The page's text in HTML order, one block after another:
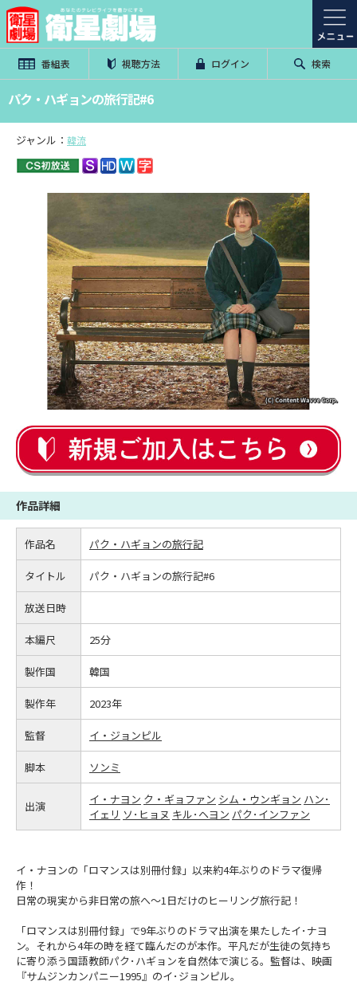
番組表 視聴方法 ログイン 検索
パク・ハギョンの旅行記#6
ジャンル： 韓流
作品詳細
作品名 パク・ハギョンの旅行記
タイトル パク・ハギョンの旅行記#6
放送日時
本編尺 25分
製作国 韓国
製作年 2023年
監督 イ・ジョンピル
脚本 ソンミ
出演 イ・ナヨン ク・ギョファン シム・ウンギョン ハン･
イェリ ソ･ヒョヌ キル･ヘヨン パク･インファン
イ・ナヨンの「ロマンスは別冊付録」以来約4年ぶりのドラマ復帰
作！
日常の現実から非日常の旅へ～1日だけのヒーリング旅行記！
「ロマンスは別冊付録」で9年ぶりのドラマ出演を果たしたイ･ナヨ
ン。それから4年の時を経て臨んだのが本作。平凡だが生徒の気持ち
に寄り添う国語教師パク･ハギョンを自然体で演じる。監督は、映画
『サムジンカンパニー1995』のイ･ジョンピル。